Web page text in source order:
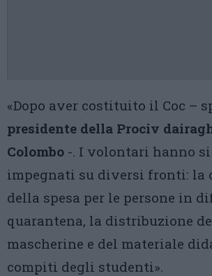
«Dopo aver costituito il Coc –
presidente della Prociv
Colombo -. I volontari hanno si
impegnati su diversi fronti: la
della spesa per le persone in
quarantena, la distribuzione
mascherine e del materiale
compiti degli studenti».